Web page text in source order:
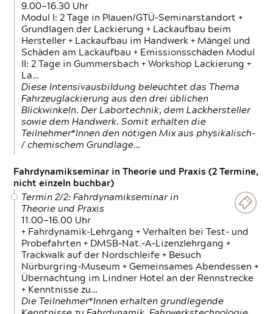
9.00—16.30 Uhr
Modul I: 2 Tage in Plauen/GTÜ-Seminarstandort +
Grundlagen der Lackierung + Lackaufbau beim
Hersteller + Lackaufbau im Handwerk + Mängel und
Schäden am Lackaufbau + Emissionsschäden Modul
II: 2 Tage in Gummersbach + Workshop Lackierung +
La…
Diese Intensivausbildung beleuchtet das Thema
Fahrzeuglackierung aus den drei üblichen
Blickwinkeln. Der Labortechnik, dem Lackhersteller
sowie dem Handwerk. Somit erhalten die
Teilnehmer*Innen den nötigen Mix aus physikalisch-
/ chemischem Grundlage…
Fahrdynamikseminar in Theorie und Praxis (2 Termine,
nicht einzeln buchbar)
Termin 2/2: Fahrdynamikseminar in
Theorie und Praxis
11.00—16.00 Uhr
+ Fahrdynamik-Lehrgang + Verhalten bei Test- und
Probefahrten + DMSB-Nat.-A-Lizenzlehrgang +
Trackwalk auf der Nordschleife + Besuch
Nürburgring-Museum + Gemeinsames Abendessen +
Übernachtung im Lindner Hotel an der Rennstrecke
+ Kenntnisse zu…
Die Teilnehmer*Innen erhalten grundlegende